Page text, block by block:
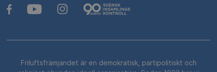
Friluftsfrämjandet är en demokratisk, partipolitiskt och